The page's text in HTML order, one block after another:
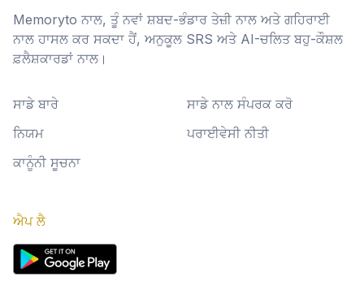
Memoryto ਨਾਲ, ਤੂੰ ਨਵਾਂ ਸ਼ਬਦ-ਭੰਡਾਰ ਤੇਜ਼ੀ ਨਾਲ ਅਤੇ ਗਹਿਰਾਈ
ਨਾਲ ਹਾਸਲ ਕਰ ਸਕਦਾ ਹੈਂ, ਅਨੁਕੂਲ SRS ਅਤੇ AI-ਚਲਿਤ ਬਹੁ-ਕੌਸ਼ਲ
ਫ਼ਲੈਸ਼ਕਾਰਡਾਂ ਨਾਲ।
ਸਾਡੇ ਬਾਰੇ
ਸਾਡੇ ਨਾਲ ਸੰਪਰਕ ਕਰੋ
ਨਿਯਮ
ਪਰਾਈਵੇਸੀ ਨੀਤੀ
ਕਾਨੂੰਨੀ ਸੂਚਨਾ
ਐਪ ਲੈ